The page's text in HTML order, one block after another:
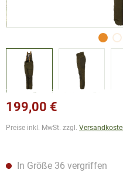
199,00 €
Preise inkl. MwSt. zzgl.
In Größe 36 vergriffen